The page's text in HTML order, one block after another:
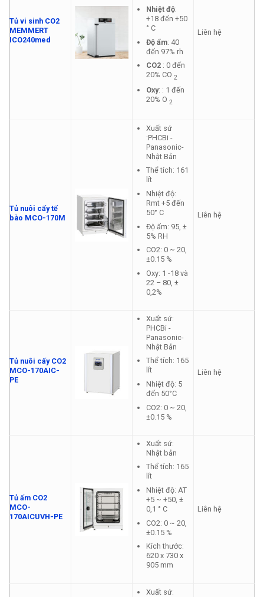
Tủ vi sinh CO2
MEMMERT
ICO240med
Nhiệt độ:
+18 đến +50
° C
Độ ẩm: 40
đến 97% rh
CO2: 0 đến
20% CO 2
Oxy: : 1 đến
20% O 2
Liên hệ
Tủ nuôi cấy tế
bào MCO-170M
Xuất sứ
:PHCBi -
Panasonic-
Nhật Bản
Thể tích: 161
lít
Nhiệt độ:
Rmt +5 đến
50° C
Độ ẩm: 95, ±
5% RH
CO2: 0 ~ 20,
±0.15 %
Oxy: 1 -18 và
22 – 80, ±
0,2%
Liên hệ
Tủ nuôi cấy CO2
MCO-170AIC-
PE
Xuất sứ:
PHCBi -
Panasonic-
Nhật Bản
Thể tích: 165
lít
Nhiệt độ: 5
đến 50°C
CO2: 0 ~ 20,
±0.15 %
Liên hệ
Tủ ấm CO2
MCO-
170AICUVH-PE
Xuất sứ:
Nhật bản
Thể tích: 165
lít
Nhiệt độ: AT
+5 ~ +50, ±
0,1 ° C
CO2: 0 ~ 20,
±0.15 %
Kích thước:
620 x 730 x
905 mm
Liên hệ
Xuất sứ: